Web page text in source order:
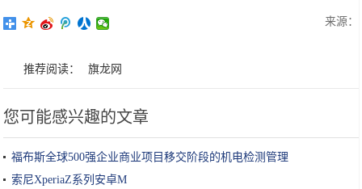
来源：
推荐阅读： 旗龙网
您可能感兴趣的文章
福布斯全球500强企业商业项目移交阶段的机电检测管理
索尼XperiaZ系列安卓M